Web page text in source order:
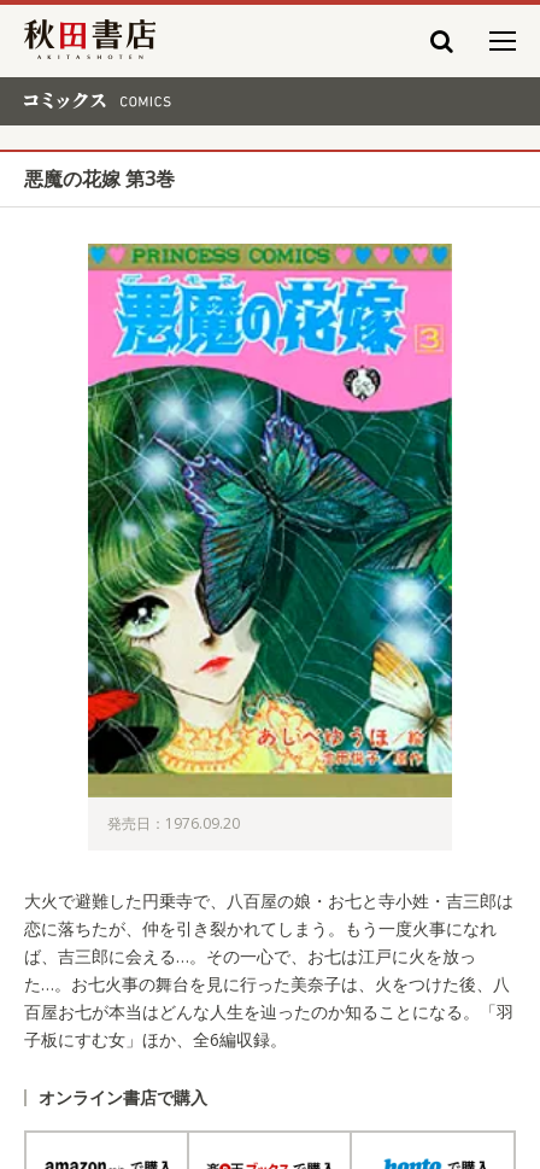
秋田書店
悪魔の花嫁 第3巻
発売日：1976.09.20
大火で避難した円乗寺で、八百屋の娘・お七と寺小姓・吉三郎は
恋に落ちたが、仲を引き裂かれてしまう。もう一度火事になれ
ば、吉三郎に会える…。その一心で、お七は江戸に火を放っ
た…。お七火事の舞台を見に行った美奈子は、火をつけた後、八
百屋お七が本当はどんな人生を辿ったのか知ることになる。「羽
子板にすむ女」ほか、全6編収録。
オンライン書店で購入